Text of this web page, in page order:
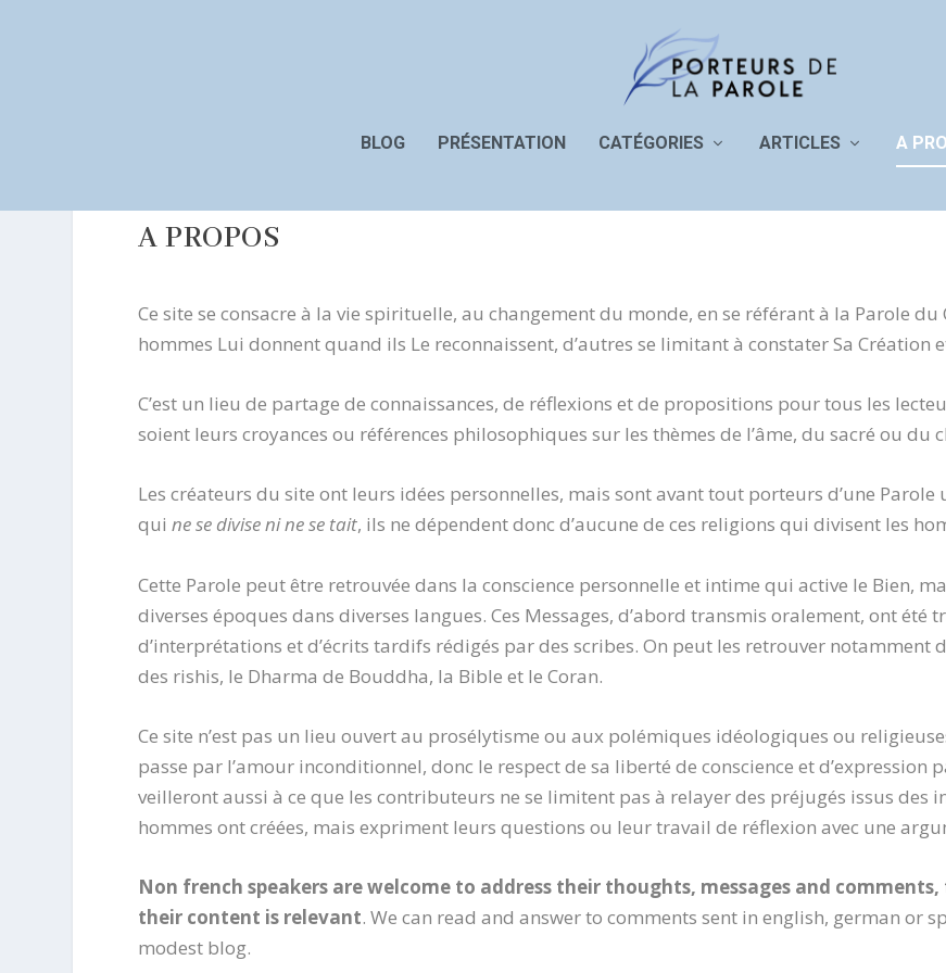
BLOG PRÉSENTATION CATÉGORIES ARTICLES A
A PROPOS
Ce site se consacre à la vie spirituelle, au changement du monde, en se référant à la Parole
hommes Lui donnent quand ils Le reconnaissent, d’autres se limitant à constater Sa Création
C’est un lieu de partage de connaissances, de réflexions et de propositions pour tous les
soient leurs croyances ou références philosophiques sur les thèmes de l’âme, du sacré ou du
Les créateurs du site ont leurs idées personnelles, mais sont avant tout porteurs d’une
quine se divise ni ne se tait, ils ne dépendent donc d’aucune de ces religions qui divisent les
Cette Parole peut être retrouvée dans la conscience personnelle et intime qui active le Bien,
diverses époques dans diverses langues. Ces Messages, d’abord transmis oralement, ont
d’interprétations et d’écrits tardifs rédigés par des scribes. On peut les retrouver notamment
des rishis, le Dharma de Bouddha, la Bible et le Coran.
Ce site n’est pas un lieu ouvert au prosélytisme ou aux polémiques idéologiques ou
passe par l’amour inconditionnel, donc le respect de sa liberté de conscience et d’expression
veilleront aussi à ce que les contributeurs ne se limitent pas à relayer des préjugés issus des
hommes ont créées, mais expriment leurs questions ou leur travail de réflexion avec une
Non french speakers are welcome to address their thoughts, messages and
their content is relevant. We can read and answer to comments sent in english, german or
modest blog.